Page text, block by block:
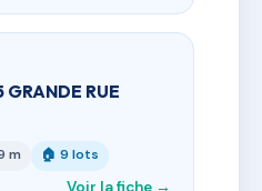
GRANDE RUE
m 🏠 9 lots
Voir la fiche →